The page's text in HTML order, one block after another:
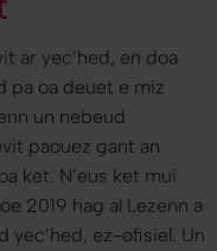
ar yec’hed, en doa
pa oa deuet e miz
un nebeud
paouez gant an
ket. N’eus ket mui
2019 hag al Lezenn a
yec’hed, ez-ofisiel. Un